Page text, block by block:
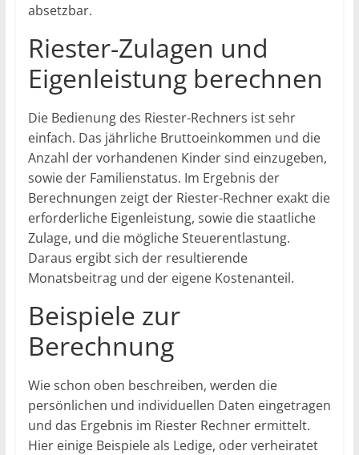
absetzbar.
Riester-Zulagen und
Eigenleistung berechnen
Die Bedienung des Riester-Rechners ist sehr
einfach. Das jährliche Bruttoeinkommen und die
Anzahl der vorhandenen Kinder sind einzugeben,
sowie der Familienstatus. Im Ergebnis der
Berechnungen zeigt der Riester-Rechner exakt die
erforderliche Eigenleistung, sowie die staatliche
Zulage, und die mögliche Steuerentlastung.
Daraus ergibt sich der resultierende
Monatsbeitrag und der eigene Kostenanteil.
Beispiele zur
Berechnung
Wie schon oben beschreiben, werden die
persönlichen und individuellen Daten eingetragen
und das Ergebnis im Riester Rechner ermittelt.
Hier einige Beispiele als Ledige, oder verheiratet